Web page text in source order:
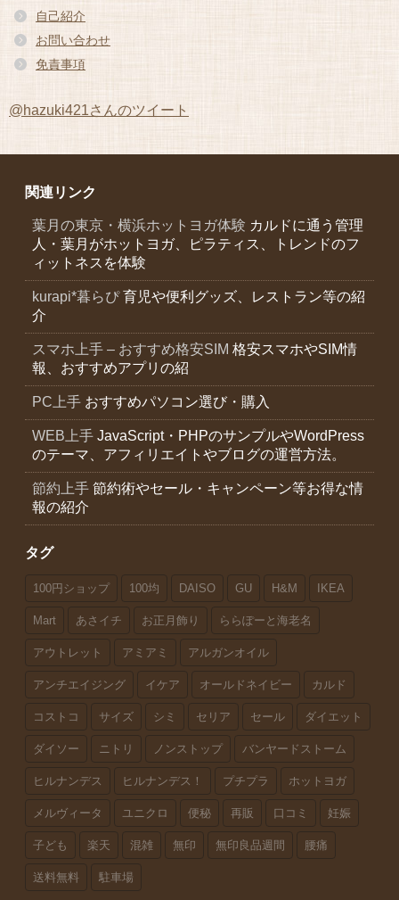
ブ
自己紹介
お問い合わせ
免責事項
@hazuki421さんのツイート
関連リンク
葉月の東京・横浜ホットヨガ体験 カルドに通う管理
人・葉月がホットヨガ、ピラティス、トレンドのフ
ィットネスを体験
kurapi*暮らぴ育児や便利グッズ、レストラン等の紹
介
スマホ上手 – おすすめ格安SIM 格安スマホやSIM情
報、おすすめアプリの紹
PC上手 おすすめパソコン選び・購入
WEB上手 JavaScript・PHPのサンプルやWordPress
のテーマ、アフィリエイトやブログの運営方法。
節約上手 節約術やセール・キャンペーン等お得な情
報の紹介
タグ
100円ショップ 100均 DAISO GU H&M IKEA
Mart あさイチ お正月飾り ららぽーと海老名
アウトレット アミアミ アルガンオイル
アンチエイジング イケア オールドネイビー カルド
コストコ サイズ シミ セリア セール ダイエット
ダイソー ニトリ ノンストップ バンヤードストーム
ヒルナンデス ヒルナンデス！ プチプラ ホットヨガ
メルヴィータ ユニクロ 便秘 再販 口コミ 妊娠
子ども 楽天 混雑 無印 無印良品週間 腰痛
送料無料 駐車場